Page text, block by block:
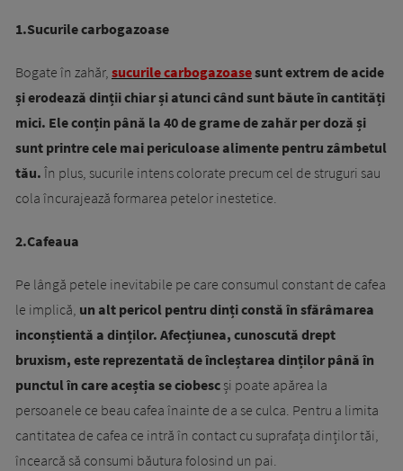
1.Sucurile carbogazoase
Bogate în zahăr, sucurile carbogazoasesunt extrem de acide
și erodează dinții chiar și atunci când sunt băute în cantități
mici. Ele conțin până la 40 de grame de zahăr per doză și
sunt printre cele mai periculoase alimente pentru zâmbetul
tău. În plus, sucurile intens colorate precum cel de struguri sau
cola încurajează formarea petelor inestetice.
2.Cafeaua
Pe lângă petele inevitabile pe care consumul constant de cafea
le implică, un alt pericol pentru dinți constă în sfărâmarea
inconștientă a dinților. Afecțiunea, cunoscută drept
bruxism, este reprezentată de încleștarea dinților până în
punctul în care aceștia se ciobescși poate apărea la
persoanele ce beau cafea înainte de a se culca. Pentru a limita
cantitatea de cafea ce intră în contact cu suprafața dinților tăi,
încearcă să consumi băutura folosind un pai.